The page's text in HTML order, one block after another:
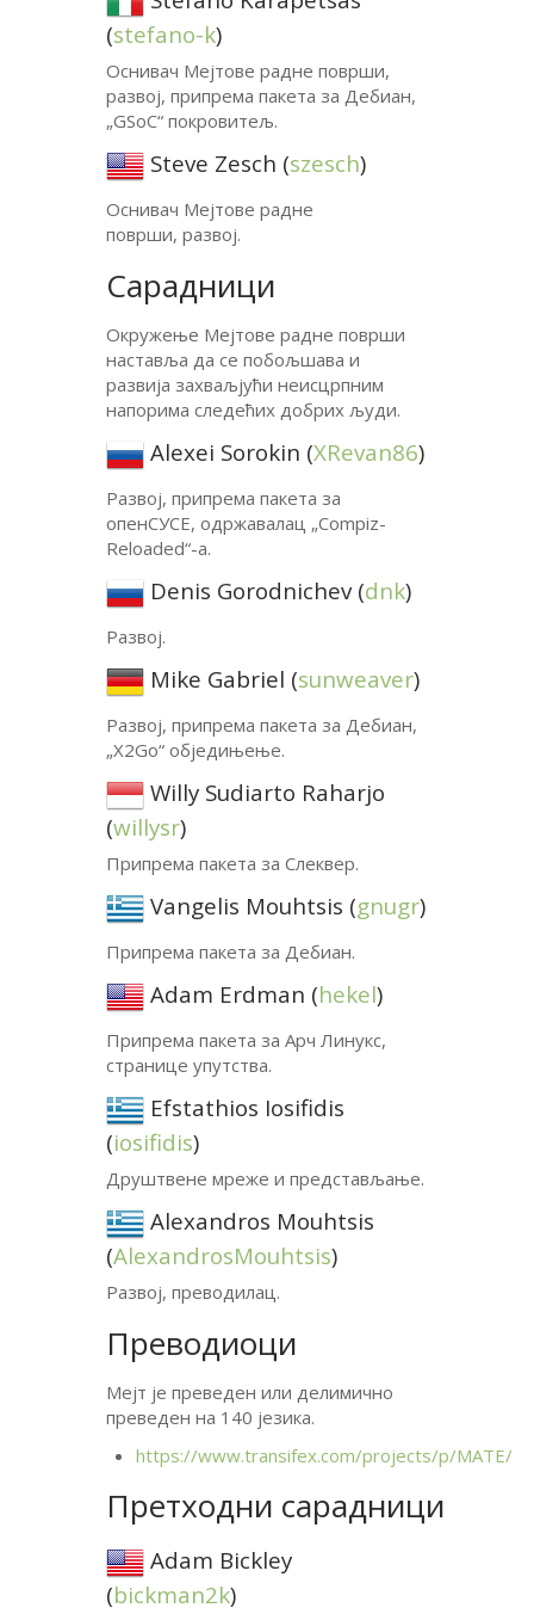
(stefano-k)
Оснивач Мејтове радне површи,
развој, припрема пакета за Дебиан,
„GSoC“ покровитељ.
Steve Zesch (szesch)
Оснивач Мејтове радне
површи, развој.
Сарадници
Окружење Мејтове радне површи
наставља да се побољшава и
развија захваљјући неисцрпним
напорима следећих добрих људи.
Alexei Sorokin (XRevan86)
Развој, припрема пакета за
опенСУСЕ, одржавалац „Compiz-
Reloaded“-а.
Denis Gorodnichev (dnk)
Развој.
Mike Gabriel (sunweaver)
Развој, припрема пакета за Дебиан,
„X2Go“ обједињење.
Willy Sudiarto Raharjo
(willysr)
Припрема пакета за Слеквер.
Vangelis Mouhtsis (gnugr)
Припрема пакета за Дебиан.
Adam Erdman (hekel)
Припрема пакета за Арч Линукс,
странице упутства.
Efstathios Iosifidis
(iosifidis)
Друштвене мреже и представљање.
Alexandros Mouhtsis
(AlexandrosMouhtsis)
Развој, преводилац.
Преводиоци
Мејт је преведен или делимично
преведен на 140 језика.
https://www.transifex.com/projects/p/MATE/
Претходни сарадници
Adam Bickley
(bickman2k)